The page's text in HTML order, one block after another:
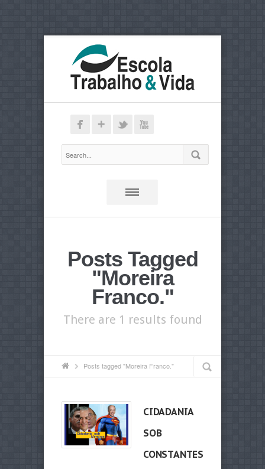
Posts Tagged
"Moreira
Franco."
There are 1 results found
Posts tagged "Moreira Franco."
CIDADANIA
SOB
CONSTANTES